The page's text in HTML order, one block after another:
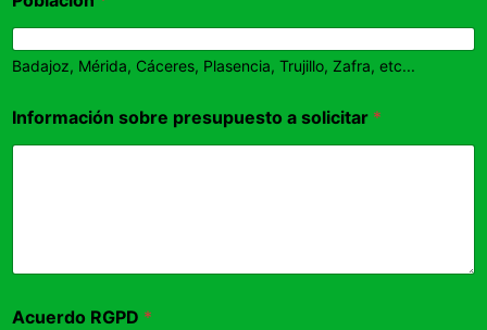
Badajoz, Mérida, Cáceres, Plasencia, Trujillo, Zafra, etc...
Información sobre presupuesto a solicitar *
Acuerdo RGPD *